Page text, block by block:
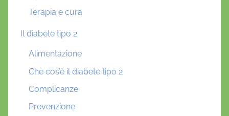
Terapia e cura
Il diabete tipo 2
Alimentazione
Che cos’è il diabete tipo 2
Complicanze
Prevenzione